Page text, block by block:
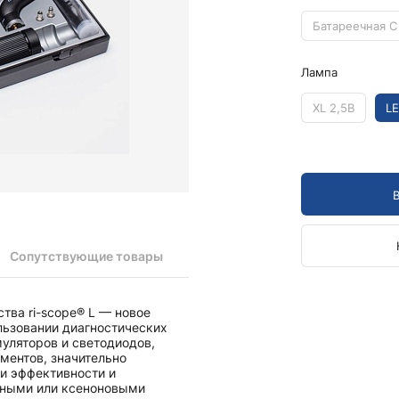
Камертоны и наборы
Камертоны
Наборы камертонов
Запасные части к медицинским светильникам
Пульсоксиметры ri-fox N
Термометры и аксессуары
Сопутствующие товары
ri-scope® L — новое
диагностических
и светодиодов,
значительно
эффективности и
или ксеноновыми
Батареечная C
Лампа
XL 2,5В